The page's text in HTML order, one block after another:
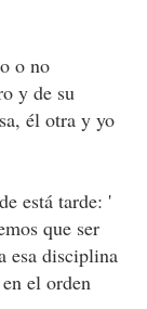
o no
y de su
él otra y yo
está tarde: '
que ser
esa disciplina
el orden